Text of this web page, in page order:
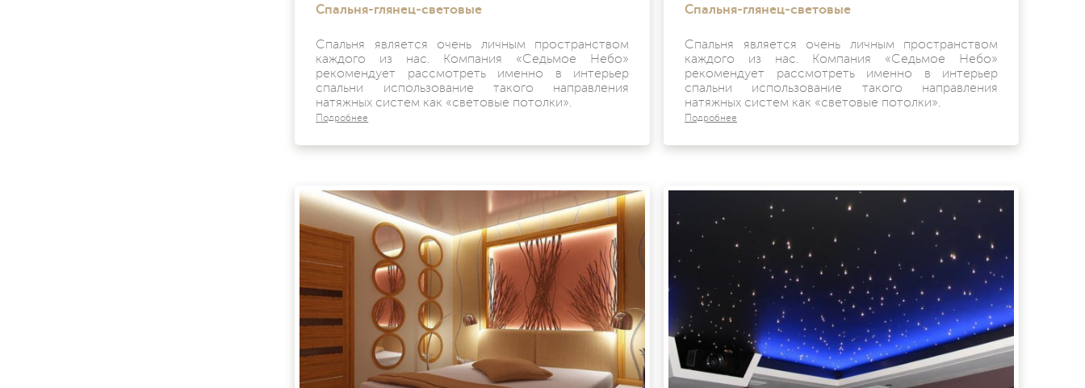
Спальня-глянец-световые
Спальня является очень личным пространством
каждого из нас. Компания «Седьмое Небо»
рекомендует рассмотреть именно в интерьер
спальни использование такого направления
натяжных систем как «световые потолки».
Подробнее
Спальня-глянец-световые
Спальня является очень личным пространством
каждого из нас. Компания «Седьмое Небо»
рекомендует рассмотреть именно в интерьер
спальни использование такого направления
натяжных систем как «световые потолки».
Подробнее